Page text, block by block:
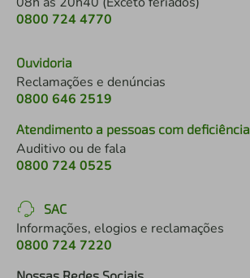
0800 724 4770
Ouvidoria
Reclamações e denúncias
0800 646 2519
Atendimento a pessoas com deficiência
Auditivo ou de fala
0800 724 0525
SAC
Informações, elogios e reclamações
0800 724 7220